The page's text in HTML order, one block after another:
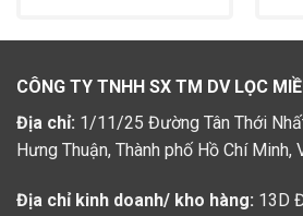
CÔNG TY TNHH SX TM DV LỌC
Địa chỉ: 1/11/25 Đường Tân Thới
Hưng Thuận, Thành phố Hồ Chí Minh,
Địa chỉ kinh doanh/ kho hàng: 13D